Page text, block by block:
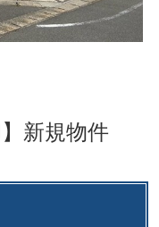
新規物件